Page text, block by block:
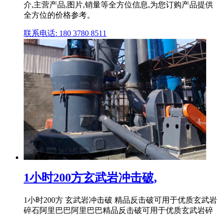
介,主营产品,图片,销量等全方位信息,为您订购产品提供
全方位的价格参考。
联系电话: 180 3780 8511
1小时200方玄武岩冲击破,
1小时200方 玄武岩冲击破 精品反击破可用于优质玄武岩
碎石阿里巴巴阿里巴巴精品反击破可用于优质玄武岩碎